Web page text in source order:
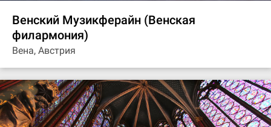
Венский Музикферайн (Венская
филармония)
Вена, Австрия